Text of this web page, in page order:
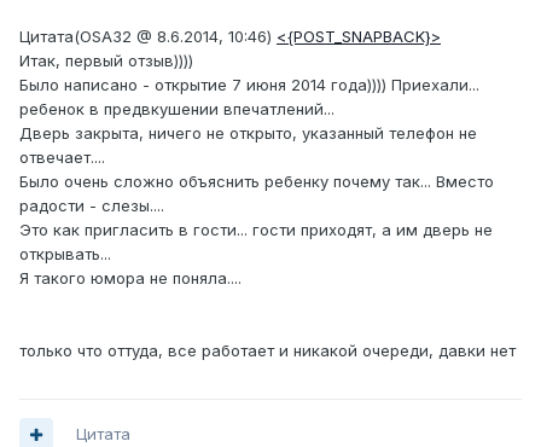
Цитата(OSA32 @ 8.6.2014, 10:46) <{POST_SNAPBACK}>
Итак, первый отзыв))))
Было написано - открытие 7 июня 2014 года)))) Приехали...
ребенок в предвкушении впечатлений...
Дверь закрыта, ничего не открыто, указанный телефон не
отвечает....
Было очень сложно объяснить ребенку почему так... Вместо
радости - слезы....
Это как пригласить в гости... гости приходят, а им дверь не
открывать...
Я такого юмора не поняла....
только что оттуда, все работает и никакой очереди, давки нет
Цитата